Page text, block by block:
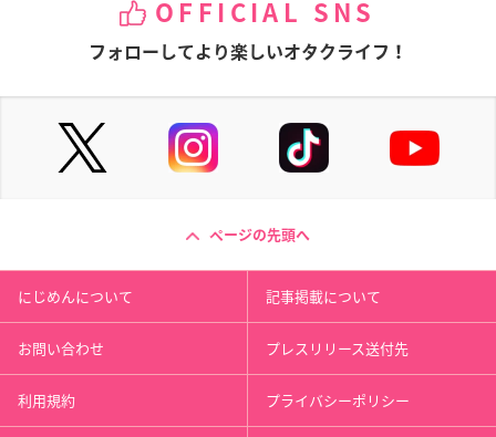
OFFICIAL SNS
フォローしてより楽しいオタクライフ！
ページの先頭へ
にじめんについて 記事掲載について
お問い合わせ プレスリリース送付先
利用規約 プライバシーポリシー